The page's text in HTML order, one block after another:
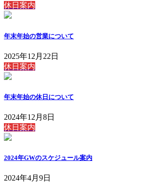
休日案内
年末年始の営業について
2025年12月22日
休日案内
年末年始の休日について
2024年12月8日
休日案内
2024年GWのスケジュール案内
2024年4月9日